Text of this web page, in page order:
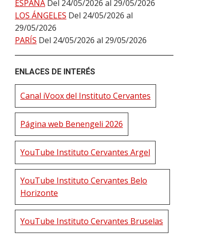
ESPAÑA Del 24/05/2026 al 29/05/2026
LOS ÁNGELES Del 24/05/2026 al
29/05/2026
PARÍS Del 24/05/2026 al 29/05/2026
ENLACES DE INTERÉS
Canal iVoox del Instituto Cervantes
Página web Benengeli 2026
YouTube Instituto Cervantes Argel
YouTube Instituto Cervantes Belo
Horizonte
YouTube Instituto Cervantes Bruselas